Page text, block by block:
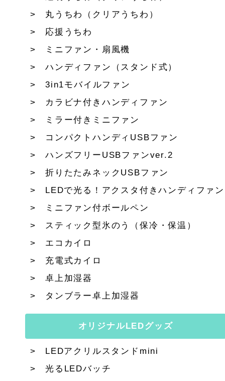
丸うちわ（クリアうちわ）
応援うちわ
ミニファン・扇風機
ハンディファン（スタンド式）
3in1モバイルファン
カラビナ付きハンディファン
ミラー付きミニファン
コンパクトハンディUSBファン
ハンズフリーUSBファンver.2
折りたたみネックUSBファン
LEDで光る！アクスタ付きハンディファン
ミニファン付ボールペン
スティック型氷のう（保冷・保温）
エコカイロ
充電式カイロ
卓上加湿器
タンブラー卓上加湿器
オリジナルLEDグッズ
LEDアクリルスタンドmini
光るLEDバッチ